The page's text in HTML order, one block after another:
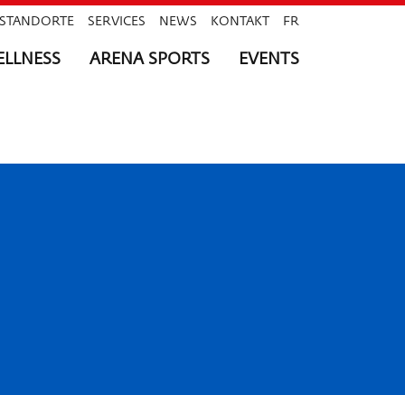
STANDORTE SERVICES NEWS KONTAKT FR
ARENA SPORTS EVENTS